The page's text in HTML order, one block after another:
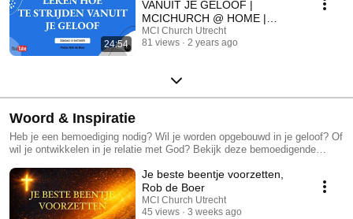
24:54
VANUIT JE GELOOF |
MCICHURCH @ HOME |
15.10.2023
MCI Church Utrecht
81 views
2 years ago
Woord & Inspiratie
Heb je een bemoediging nodig? Wil je worden opgebouwd in je geloof? Of
wil je ontwikkelen in je relatie met God? Bekijk deze bemoedigende
Je beste beentje voorzetten,
Rob de Boer
MCI Church Utrecht
45 views
3 weeks ago